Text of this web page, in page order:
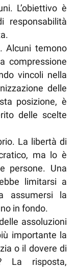
L’obiettivo è
responsabilità
Alcuni temono
compressione
vincoli nella
delle
posizione, è
delle scelte
La libertà di
ma lo è
persone. Una
limitarsi a
assumersi la
in fondo.
assoluzioni
importante la
o il dovere di
La risposta,